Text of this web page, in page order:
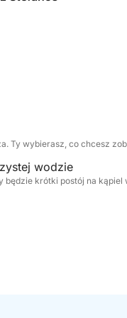
morskim
lokalnego i
Ty wybierasz, co chcesz
wodzie
będzie krótki postój na kąpiel